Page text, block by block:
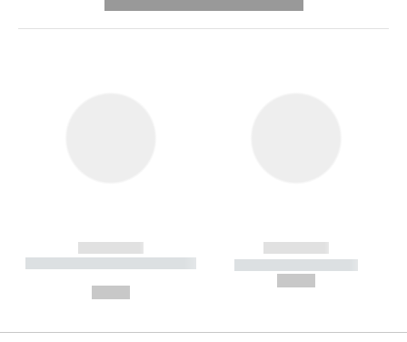
------------
----------- ----------- --------
------------
----------- -----------